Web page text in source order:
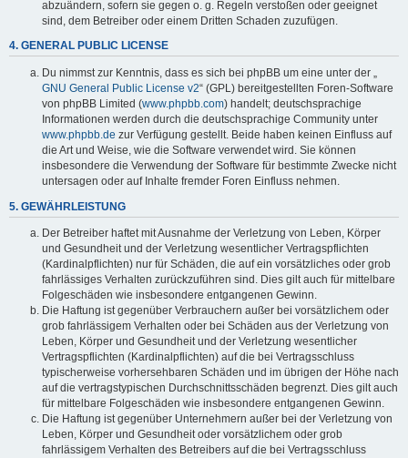
abzuändern, sofern sie gegen o. g. Regeln verstoßen oder geeignet
sind, dem Betreiber oder einem Dritten Schaden zuzufügen.
4. GENERAL PUBLIC LICENSE
Du nimmst zur Kenntnis, dass es sich bei phpBB um eine unter der „
GNU General Public License v2“ (GPL) bereitgestellten Foren-Software
von phpBB Limited (www.phpbb.com) handelt; deutschsprachige
Informationen werden durch die deutschsprachige Community unter
www.phpbb.de zur Verfügung gestellt. Beide haben keinen Einfluss auf
die Art und Weise, wie die Software verwendet wird. Sie können
insbesondere die Verwendung der Software für bestimmte Zwecke nicht
untersagen oder auf Inhalte fremder Foren Einfluss nehmen.
5. GEWÄHRLEISTUNG
Der Betreiber haftet mit Ausnahme der Verletzung von Leben, Körper
und Gesundheit und der Verletzung wesentlicher Vertragspflichten
(Kardinalpflichten) nur für Schäden, die auf ein vorsätzliches oder grob
fahrlässiges Verhalten zurückzuführen sind. Dies gilt auch für mittelbare
Folgeschäden wie insbesondere entgangenen Gewinn.
Die Haftung ist gegenüber Verbrauchern außer bei vorsätzlichem oder
grob fahrlässigem Verhalten oder bei Schäden aus der Verletzung von
Leben, Körper und Gesundheit und der Verletzung wesentlicher
Vertragspflichten (Kardinalpflichten) auf die bei Vertragsschluss
typischerweise vorhersehbaren Schäden und im übrigen der Höhe nach
auf die vertragstypischen Durchschnittsschäden begrenzt. Dies gilt auch
für mittelbare Folgeschäden wie insbesondere entgangenen Gewinn.
Die Haftung ist gegenüber Unternehmern außer bei der Verletzung von
Leben, Körper und Gesundheit oder vorsätzlichem oder grob
fahrlässigem Verhalten des Betreibers auf die bei Vertragsschluss